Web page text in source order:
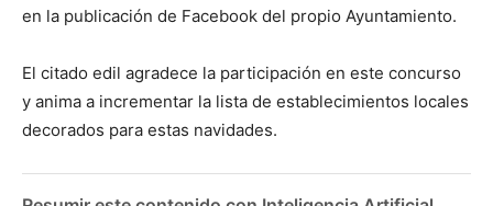
en la publicación de Facebook del propio Ayuntamiento.
El citado edil agradece la participación en este concurso
y anima a incrementar la lista de establecimientos locales
decorados para estas navidades.